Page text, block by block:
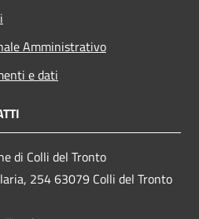
Amministrativo
e dati
di Colli del Tronto
254 63079 Colli del Tronto